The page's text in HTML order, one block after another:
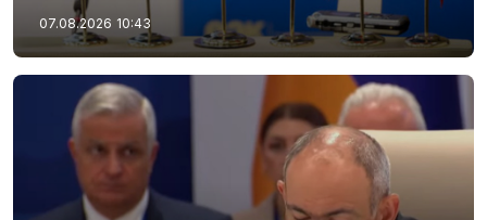
07.08.2026 10:43